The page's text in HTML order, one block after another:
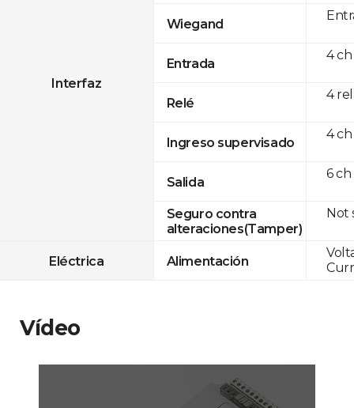
Interfaz
Wiegand
Entrada
Relé
Ingreso supervisado
Salida
Seguro contra
alteraciones(Tamper)
Eléctrica Alimentación
4 ch
4
4 ch
6 ch
Not
Vídeo